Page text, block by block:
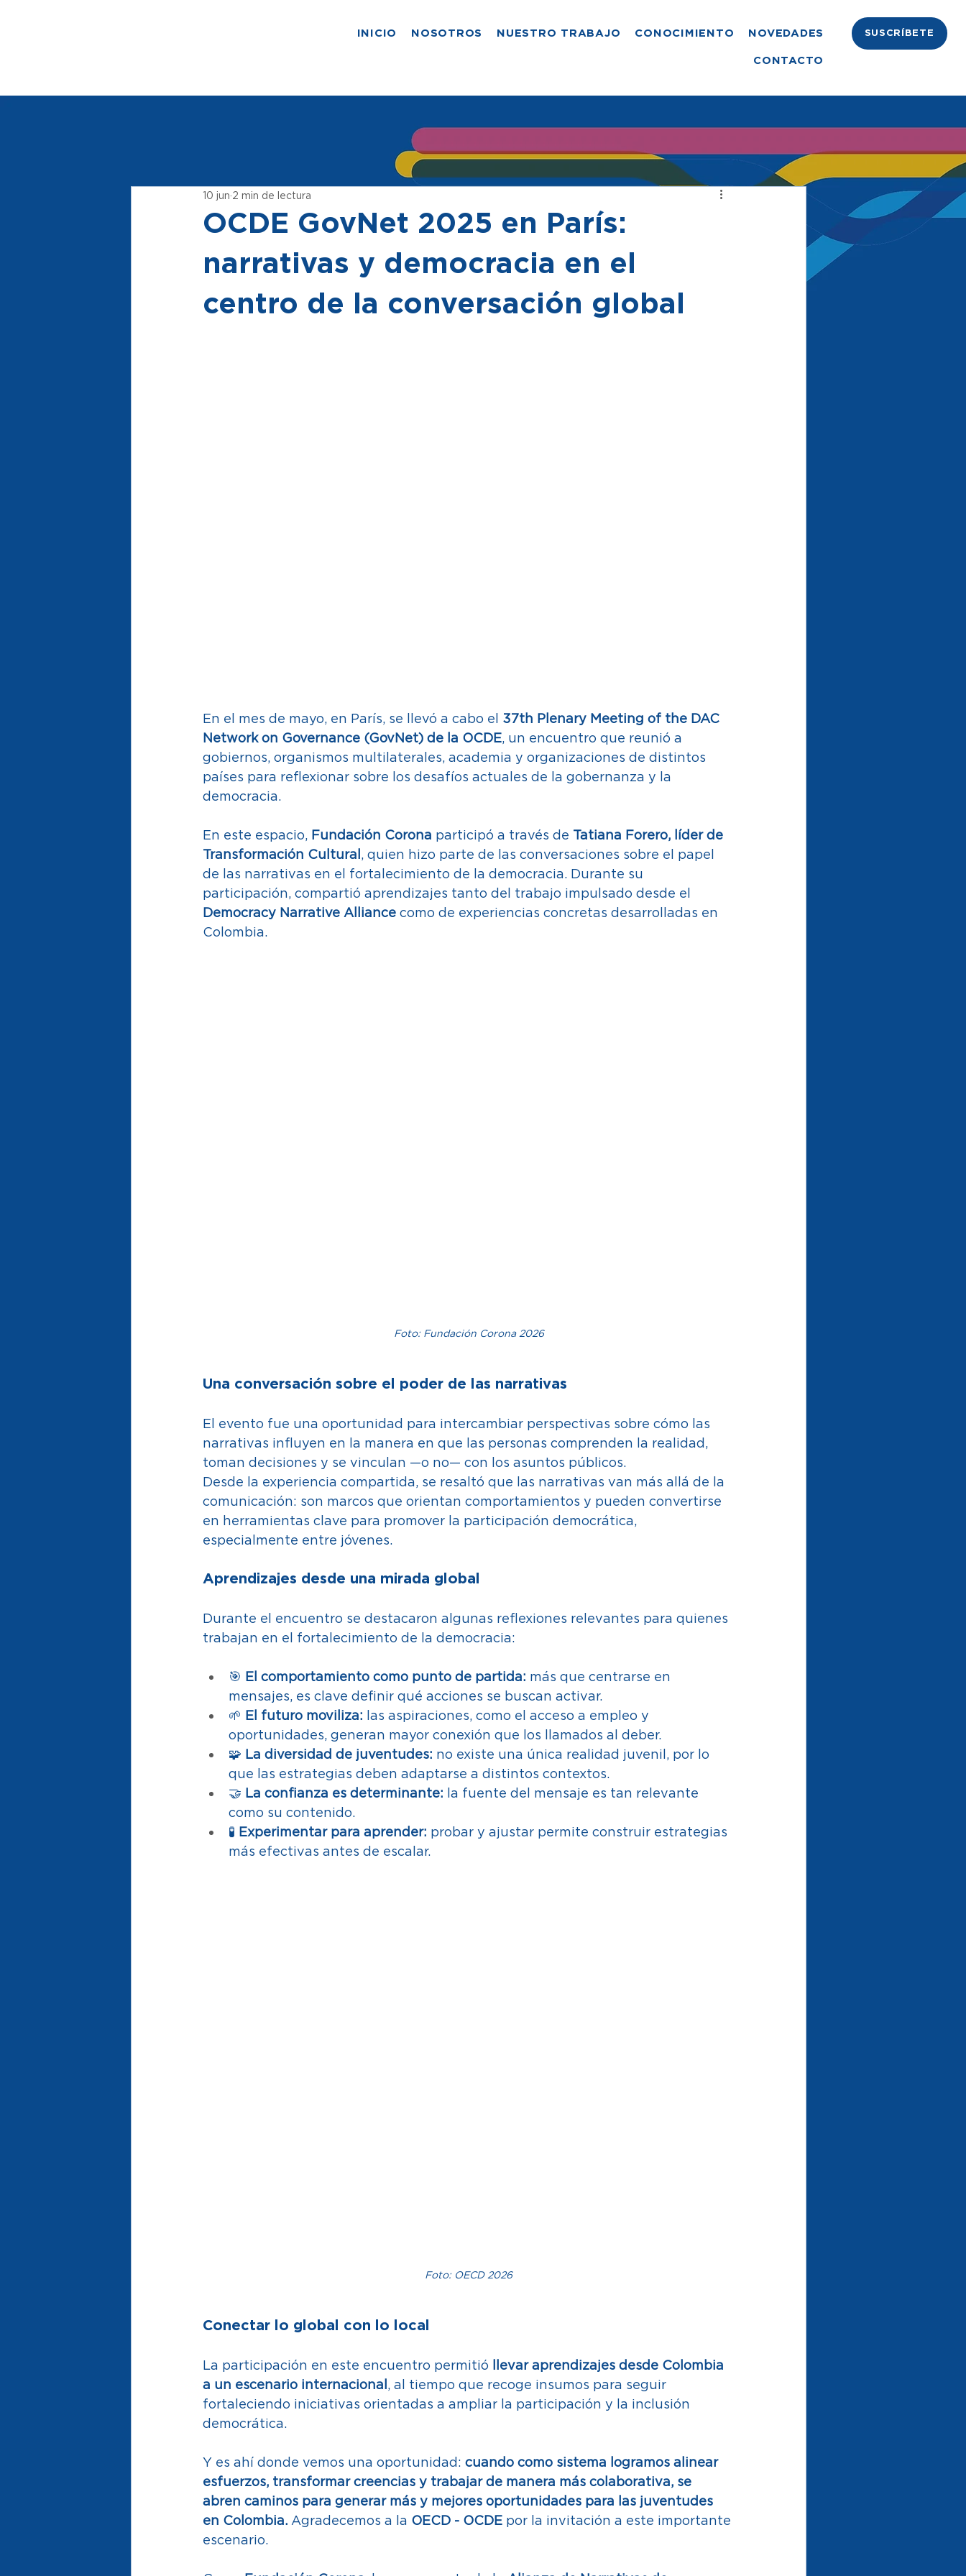
INICIO NOSOTROS NUESTRO TRABAJO CONOCIMIENTO NOVEDADES
CONTACTO
SUSCRÍBETE
OCDE GovNet 2025 en París:
narrativas y democracia en el
centro de la conversación global
10 jun 2 min de lectura
En el mes de mayo, en París, se llevó a cabo el 37th Plenary Meeting of the DAC
Network on Governance (GovNet) de la OCDE, un encuentro que reunió a
gobiernos, organismos multilaterales, academia y organizaciones de distintos
países para reflexionar sobre los desafíos actuales de la gobernanza y la
democracia.
En este espacio, Fundación Corona participó a través de Tatiana Forero, líder de
Transformación Cultural, quien hizo parte de las conversaciones sobre el papel
de las narrativas en el fortalecimiento de la democracia. Durante su
participación, compartió aprendizajes tanto del trabajo impulsado desde el
Democracy Narrative Alliance como de experiencias concretas desarrolladas en
Colombia.
Foto: Fundación Corona 2026
Una conversación sobre el poder de las narrativas
El evento fue una oportunidad para intercambiar perspectivas sobre cómo las
narrativas influyen en la manera en que las personas comprenden la realidad,
toman decisiones y se vinculan —o no— con los asuntos públicos.
Desde la experiencia compartida, se resaltó que las narrativas van más allá de la
comunicación: son marcos que orientan comportamientos y pueden convertirse
en herramientas clave para promover la participación democrática,
especialmente entre jóvenes.
Aprendizajes desde una mirada global
Durante el encuentro se destacaron algunas reflexiones relevantes para quienes
trabajan en el fortalecimiento de la democracia:
🎯 El comportamiento como punto de partida: más que centrarse en
mensajes, es clave definir qué acciones se buscan activar.
🌱 El futuro moviliza: las aspiraciones, como el acceso a empleo y
oportunidades, generan mayor conexión que los llamados al deber.
🧩 La diversidad de juventudes: no existe una única realidad juvenil, por lo
que las estrategias deben adaptarse a distintos contextos.
🤝 La confianza es determinante: la fuente del mensaje es tan relevante
como su contenido.
🧪 Experimentar para aprender: probar y ajustar permite construir estrategias
más efectivas antes de escalar.
Foto: OECD 2026
Conectar lo global con lo local
La participación en este encuentro permitió
llevar aprendizajes desde Colombia
a un escenario internacional , al tiempo que recoge insumos para seguir
fortaleciendo iniciativas orientadas a ampliar la participación y la inclusión
democrática.
Y es ahí donde vemos una oportunidad: cuando como sistema logramos alinear
esfuerzos, transformar creencias y trabajar de manera más colaborativa, se
abren caminos para generar más y mejores oportunidades para las juventudes
en Colombia. Agradecemos a la OECD - OCDE por la invitación a este importante
escenario.